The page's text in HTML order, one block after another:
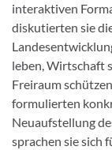
interaktiven
diskutierten sie
leben, Wirtschaft
Freiraum
formulierten
Neuaufstellung
sprachen sie sich